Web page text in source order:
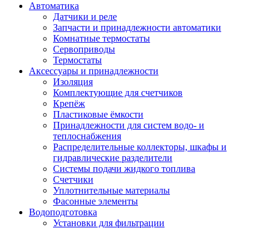
Автоматика
Датчики и реле
Запчасти и принадлежности автоматики
Комнатные термостаты
Сервоприводы
Термостаты
Аксессуары и принадлежности
Изоляция
Комплектующие для счетчиков
Крепёж
Пластиковые ёмкости
Принадлежности для систем водо- и
теплоснабжения
Распределительные коллекторы, шкафы и
гидравлические разделители
Системы подачи жидкого топлива
Счетчики
Уплотнительные материалы
Фасонные элементы
Водоподготовка
Установки для фильтрации